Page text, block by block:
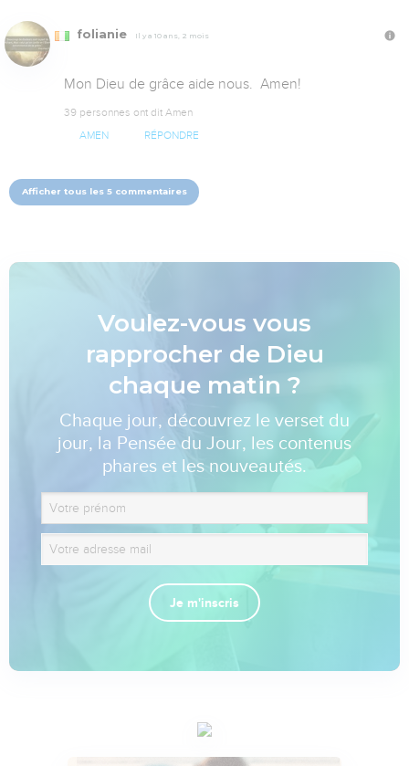
folianie Il y a 10 ans, 2 mois
Mon Dieu de grâce aide nous.  Amen!
39 personnes ont dit Amen
AMEN RÉPONDRE
Afficher tous les 5 commentaires
Voulez-vous vous
rapprocher de Dieu
chaque matin ?
Chaque jour, découvrez le verset du
jour, la Pensée du Jour, les contenus
phares et les nouveautés.
Je m'inscris